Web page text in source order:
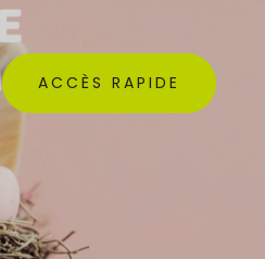
ACCÈS RAPIDE